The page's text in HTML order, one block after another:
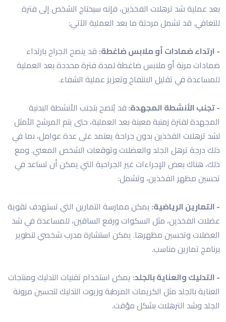
بعد عملية شد ترهلات الفخذين، فإنه سيحتاج الشخص إلى فترة
للتعافي. قد تشمل مرحلة ما بعد العملية الآتي:
- ارتداء ضمادات أو ملابس ضاغطة: قد ينصح الجراح بارتداء
ضمادات مرنة أو ملابس ضاغطة لمدة فترة محددة بعد العملية
للمساعدة في تقليل الانتفاخ وتعزيز عملية الشفاء.
- تجنب الأنشطة المجهدة:قد يُنصح بتجنب الأنشطة البدنية
المجهدة لفترة زمنية معينة بعد العملية، حتى يتم المرشح الأمثل
لشد ترهلات الفخذين بدون جراحة يعتمد على عدة عوامل، بما في
ذلك درجة ترهل الجلد والعضلات وتوقعات الشخص المعني. ومع
ذلك، هناك بعض الإجراءات غير الجراحية التي يمكن أن تساعد في
تحسين مظهر الفخذين، وتشمل:
- التمارين الرياضية: يمكن ممارسة التمارين التي تستهدف تقوية
عضلات الفخذين، مثل السكوات ورفع الساقين، للمساعدة في شد
العضلات وتحسين مظهرها. يمكن استشارة مدرب شخصي لتطوير
برنامج تمارين مناسب.
- التدليك والعناية بالجلد: يمكن استخدام تقنيات التدليك ومنتجات
العناية بالجلد مثل الكريمات المرطبة وزيوت التدليك لتحسين مرونة
الجلد وشد الترهلات بشكل مؤقت.